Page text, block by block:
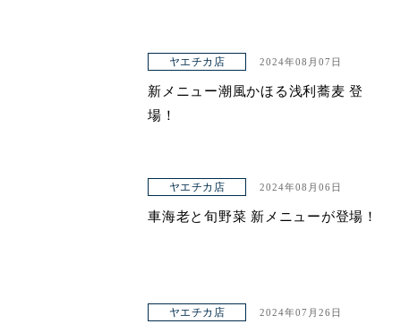
ヤエチカ店 2024年08月07日
新メニュー潮風かほる浅利蕎麦 登
場！
ヤエチカ店 2024年08月06日
車海老と旬野菜 新メニューが登場！
ヤエチカ店 2024年07月26日